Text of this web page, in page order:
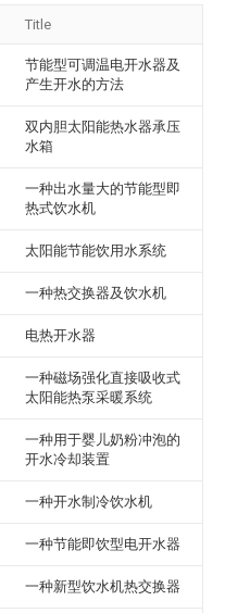
Title
节能型可调温电开水器及
产生开水的方法
双内胆太阳能热水器承压
水箱
一种出水量大的节能型即
热式饮水机
太阳能节能饮用水系统
一种热交换器及饮水机
电热开水器
一种磁场强化直接吸收式
太阳能热泵采暖系统
一种用于婴儿奶粉冲泡的
开水冷却装置
一种开水制冷饮水机
一种节能即饮型电开水器
一种新型饮水机热交换器